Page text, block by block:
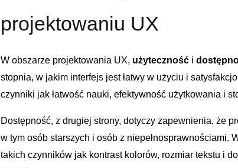
projektowaniu⁣ UX
W obszarze projektowania⁢ UX, użyteczność ⁣i
stopnia, ​w jakim interfejs jest łatwy w użyciu i
czynniki jak ⁢łatwość nauki, ⁤efektywność użytkowania i
Dostępność, z drugiej strony, dotyczy zapewnienia, że
w tym osób⁣ starszych i ‌osób z niepełnosprawnościami.
takich czynników⁢ jak kontrast kolorów, rozmiar tekstu ​i